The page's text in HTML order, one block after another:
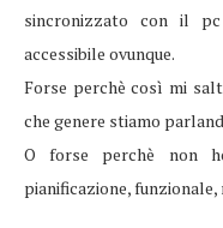
sincronizzato con il
accessibile ovunque.
Forse perchè così mi
che genere stiamo
O forse perchè non
pianificazione,